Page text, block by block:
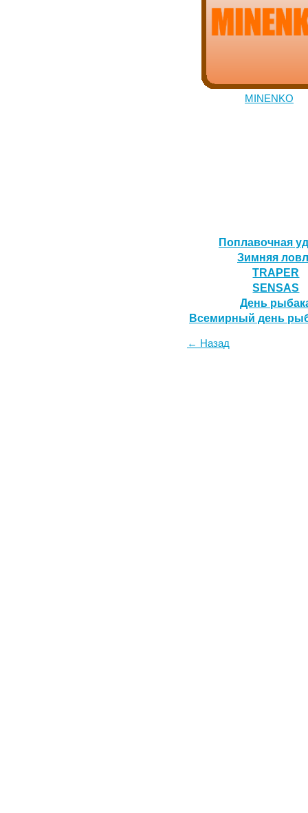
MINENKO
Поплавочная
Зимняя
TRAPER
SENSAS
День
Всемирный день
← Назад